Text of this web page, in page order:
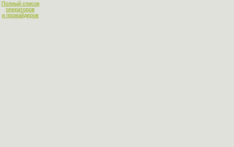
Полный список
операторов
и провайдеров